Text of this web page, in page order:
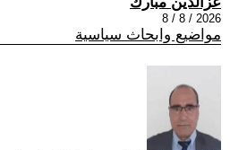
2026 / 8 / 8
مواضيع وابحاث سياسية